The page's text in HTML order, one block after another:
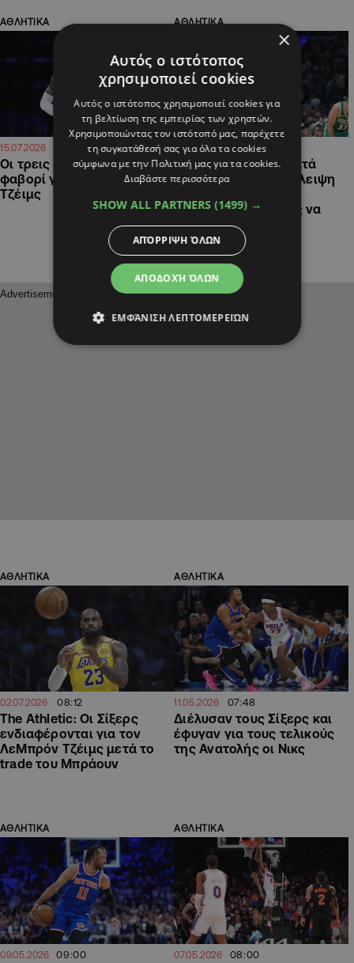
ΑΘΛΗΤΙΚΑ
15.07.2026
Οι τρεις ομάδες που είναι
φαβορί για τον ΛεΜπρόν
Τζέιμς
ΑΘΛΗΤΙΚΑ
03.07.2026 09:13
Τζέιλεν Μπράουν κατά
Σέλτικς: «Υπήρξε έλλειψη
προγραμματισμένος να
μισώ τους Σίξερς»
ΑΘΛΗΤΙΚΑ
02.07.2026 08:12
The Athletic: Οι Σίξερς
ενδιαφέρονται για τον
ΛεΜπρόν Τζέιμς μετά το
trade του Μπράουν
ΑΘΛΗΤΙΚΑ
11.05.2026 07:48
Διέλυσαν τους Σίξερς και
έφυγαν για τους τελικούς
της Ανατολής οι Νικς
ΑΘΛΗΤΙΚΑ
09.05.2026 09:00
ΑΘΛΗΤΙΚΑ
07.05.2026 08:00
×
Αυτός ο ιστότοπος
χρησιμοποιεί cookies
Αυτός ο ιστότοπος χρησιμοποιεί cookies για
τη βελτίωση της εμπειρίας των χρηστών.
Χρησιμοποιώντας τον ιστότοπό μας, παρέχετε
τη συγκατάθεσή σας για όλα τα cookies
σύμφωνα με την Πολιτική μας για τα cookies.
Διαβάστε περισσότερα
SHOW ALL PARTNERS (1499) →
ΑΠΟΔΟΧΉ ΌΛΩΝ
ΑΠΌΡΡΙΨΗ ΌΛΩΝ
ΕΜΦΆΝΙΣΗ ΛΕΠΤΟΜΕΡΕΙΏΝ